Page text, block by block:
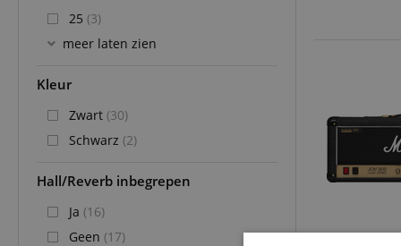
25 (3)
meer laten zien
Kleur
Zwart (30)
Schwarz (2)
Hall/Reverb inbegrepen
Ja (16)
Geen (17)